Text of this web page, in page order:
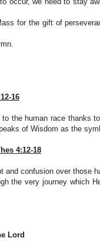
for the gift of
16
the human race thanks
of Wisdom as the
4:12-18
and confusion over
the very journey which
Lord